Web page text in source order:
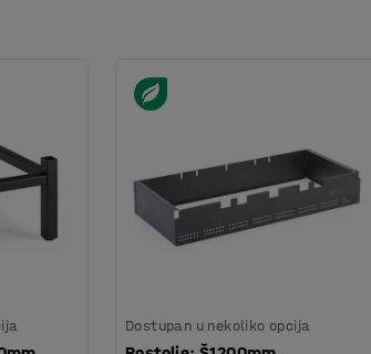
Dostupan u nekoliko opcija